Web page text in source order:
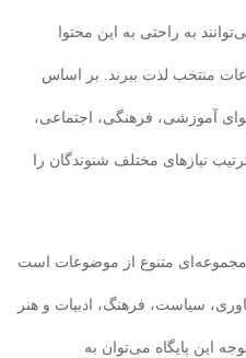
به راحتی به این محتوا
منتخب لذت ببرند. بر اساس
آموزشی، فرهنگی، اجتماعی،
نیازهای مختلف شنوندگان را
متنوع از موضوعات است
سیاست، فرهنگ، ادبیات و هنر
این پایگاه می‌توان به